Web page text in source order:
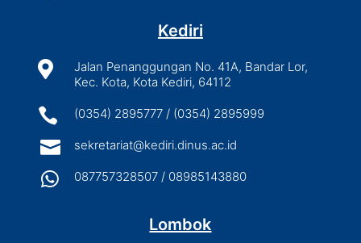
Kediri

Jalan Penanggungan No. 41A, Bandar Lor,
Kec. Kota, Kota Kediri, 64112
 (0354) 2895777 / (0354) 2895999
 sekretariat@kediri.dinus.ac.id
 087757328507 / 08985143880
Lombok